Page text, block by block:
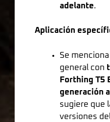
adelante.
Aplicación
Se
general con
Forthing T5
generación
sugiere que
versiones